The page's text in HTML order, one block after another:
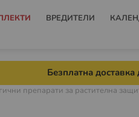
ВРЕДИТЕЛИ
Безплатна
препарати за растителна